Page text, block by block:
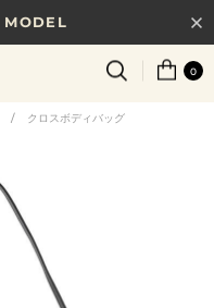
円以上で送料無料
新しいギフトガイド
0
/ クロスボディバッグ